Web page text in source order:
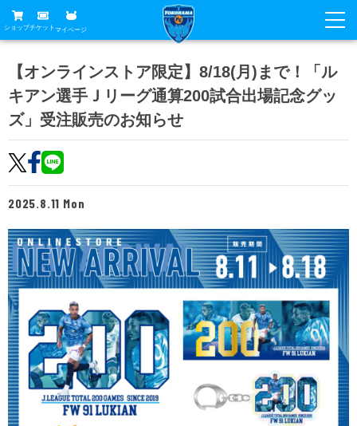
ショップチケット マイページ
グッズ
ホームタウン
トップチーム
試合
アカデミー
試合
試合日程
順位表
チケット
チケットガイド
席種・価格表
チケット購入方法
販売スケジュール
ニッパツシート
Buy Ticket Here
スケジュール
練習見学について
横浜FC観戦ガイド
試合会場アクセス
観戦ルール・マナー
クラブ
クラブ概要
フリ丸のページ
ヒストリー
サステナビリティ
ファン
横浜FC公式オンラインショップ
クラブメンバー
スタータークラブ
アカデミー
育成ビジョン
試合日程・結果
パートナー
パートナー一覧
【オンラインストア限定】8/18(月)まで！「ル
キアン選手Ｊリーグ通算200試合出場記念グッ
ズ」受注販売のお知らせ
2025.8.11 Mon